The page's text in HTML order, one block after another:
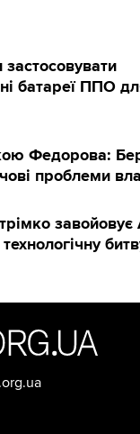
застосовувати
батареї ППО
Федорова:
проблеми